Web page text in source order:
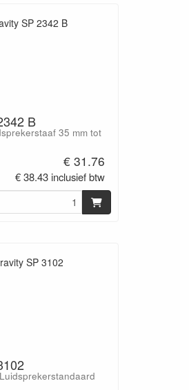
B
35 mm tot
€ 31.76
€ 38.43 inclusief btw